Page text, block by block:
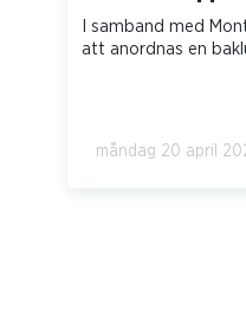
I samband med
att anordnas en
måndag 20 april